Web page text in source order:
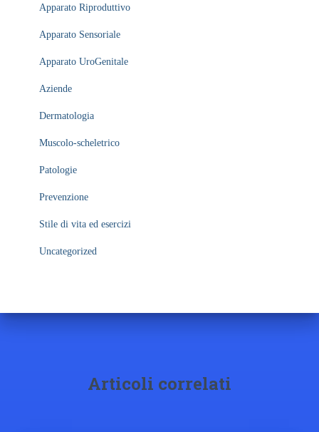
Apparato Riproduttivo
Apparato Sensoriale
Apparato UroGenitale
Aziende
Dermatologia
Muscolo-scheletrico
Patologie
Prevenzione
Stile di vita ed esercizi
Uncategorized
Articoli correlati